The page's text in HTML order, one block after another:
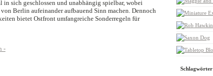
sich geschlossen und unabhängig spielbar, wobei
Berlin aufeinander aufbauend Sinn machen. Dennoch
bietet Ostfront umfangreiche Sonderregeln für
Schlagwörter